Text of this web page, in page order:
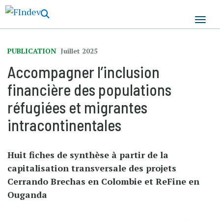
PUBLICATION Juillet 2025
Accompagner l’inclusion
financière des populations
réfugiées et migrantes
intracontinentales
Huit fiches de synthèse à partir de la
capitalisation transversale des projets
Cerrando Brechas en Colombie et ReFine en
Ouganda